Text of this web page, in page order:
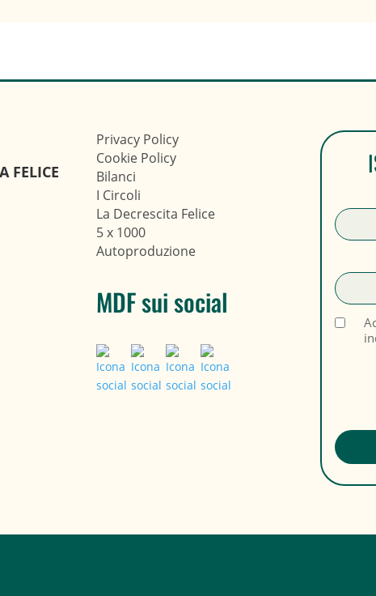
FELICE
Privacy Policy
Cookie Policy
Bilanci
I Circoli
La Decrescita Felice
5 x 1000
Autoproduzione
MDF sui social